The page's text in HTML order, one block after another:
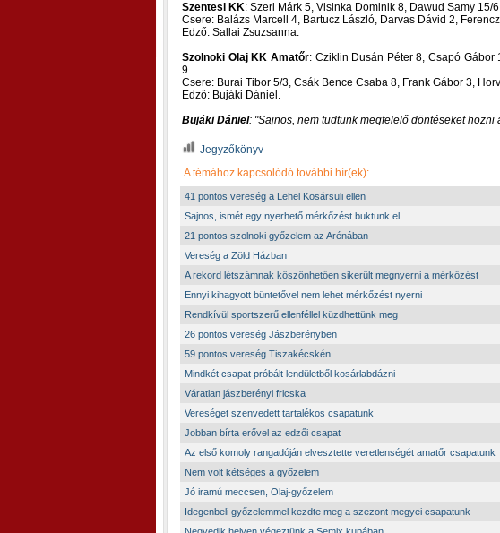
Szentesi KK: Szeri Márk 5, Visinka Dominik 8, Dawud Samy 15/
Csere: Balázs Marcell 4, Bartucz László, Darvas Dávid 2,
Edző: Sallai Zsuzsanna.
Szolnoki Olaj KK Amatőr: Cziklin Dusán Péter 8, Csapó
9.
Csere: Burai Tibor 5/3, Csák Bence Csaba 8, Frank Gábor 3,
Edző: Bujáki Dániel.
Bujáki Dániel: Sajnos, nem tudtunk megfelelő döntéseket
Jegyzőkönyv
A témához kapcsolódó további hír(ek):
41 pontos vereség a Lehel Kosársuli ellen
Sajnos, ismét egy nyerhető mérkőzést buktunk el
21 pontos szolnoki győzelem az Arénában
Vereség a Zöld Házban
A rekord létszámnak köszönhetően sikerült megnyerni a mérkőzést
Ennyi kihagyott büntetővel nem lehet mérkőzést nyerni
Rendkívül sportszerű ellenféllel küzdhettünk meg
26 pontos vereség Jászberényben
59 pontos vereség Tiszakécskén
Mindkét csapat próbált lendületből kosárlabdázni
Váratlan jászberényi fricska
Vereséget szenvedett tartalékos csapatunk
Jobban bírta erővel az edzői csapat
Az első komoly rangadóján elvesztette veretlenségét amatőr csapatunk
Nem volt kétséges a győzelem
Jó iramú meccsen, Olaj-győzelem
Idegenbeli győzelemmel kezdte meg a szezont megyei csapatunk